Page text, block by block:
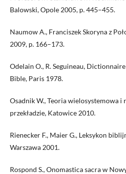
Balowski, Opole 2005, p. 445–455.
Naumow A., Franciszek Skoryna z
2009, p. 166–173.
Odelain O., R. Seguineau,
Bible, Paris 1978.
Osadnik W., Teoria wielosystemowa
przekładzie, Katowice 2010.
Rienecker F., Maier G., Leksykon
Warszawa 2001.
Rospond S., Onomastica sacra w